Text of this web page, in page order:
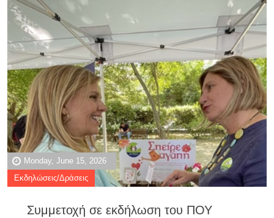
Monday, June 15, 2026
Εκδηλώσεις/Δράσεις
Συμμετοχή σε εκδήλωση του ΠΟΥ